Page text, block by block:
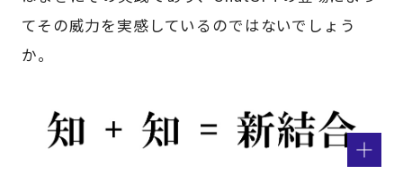
てその威力を実感しているのではないでしょう
か。